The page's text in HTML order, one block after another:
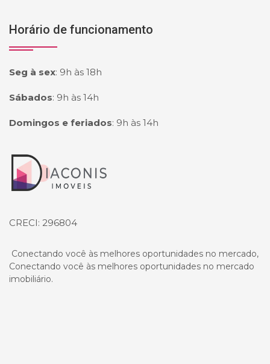
Horário de funcionamento
Seg à sex: 9h às 18h
Sábados: 9h às 14h
Domingos e feriados: 9h às 14h
Página inicial
CRECI: 296804
Conectando você às melhores oportunidades no mercado,
Conectando você às melhores oportunidades no mercado
imobiliário.